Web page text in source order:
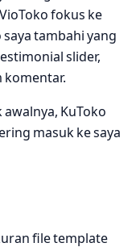
fokus ke
tambahi yang
slider,
KuToko
masuk ke saya
file template